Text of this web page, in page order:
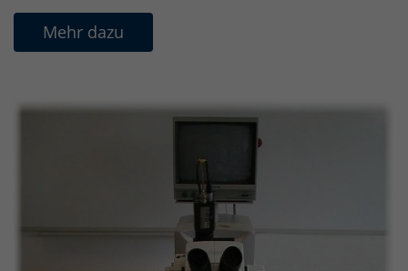
Mehr dazu